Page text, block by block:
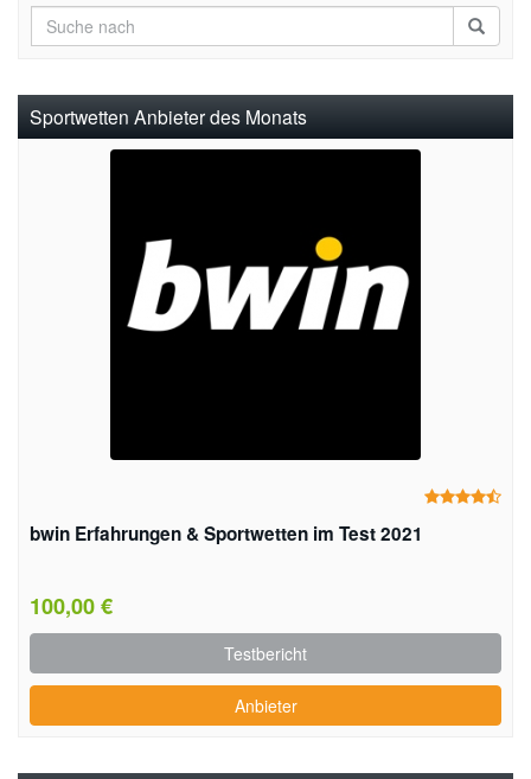
Sportwetten Anbieter des Monats
bwin Erfahrungen & Sportwetten im Test 2021
100,00 €
Testbericht
Anbieter